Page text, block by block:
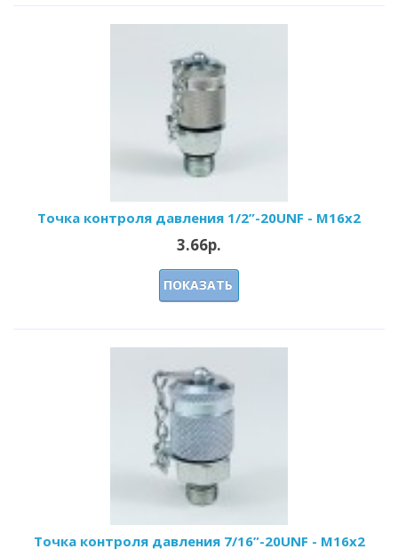
Точка контроля давления 1/2”-20UNF - M16x2
3.66р.
ПОКАЗАТЬ
Точка контроля давления 7/16”-20UNF - M16x2